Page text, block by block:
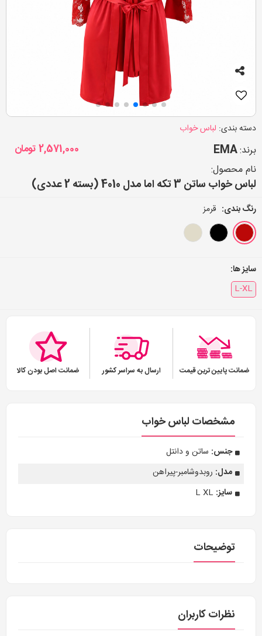
دسته بندی: لباس خواب
برند:EMA
2,571,000تومان
نام محصول:
لباس خواب ساتن 3 تکه اما مدل 4010 (بسته 2 عددی)
رنگ بندی: قرمز
سایز ها:
L-XL
ضمانت پایین ترین قیمت ارسال به سراسر کشور ضمانت اصل بودن کالا
مشخصات لباس خواب
جنس: ساتن و دانتل
مدل: روبدوشامبر-پیراهن
سایز: L XL
توضیحات
نظرات کاربران